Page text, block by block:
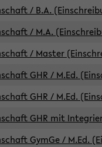
/ B.A.
/ M.A.
/ Master
GHR / M.Ed.
GHR / M.Ed.
GHR mit
GymGe / M.Ed.